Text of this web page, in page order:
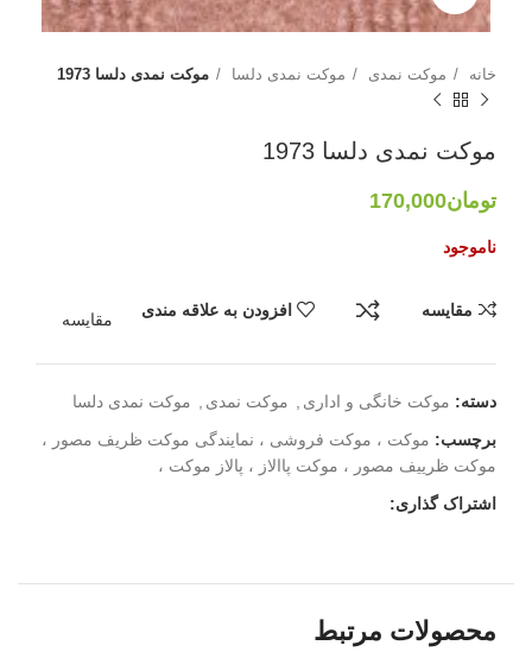
خانه موکت نمدی موکت نمدی دلسا موکت نمدی دلسا 1973
موکت نمدی دلسا 1973
تومان170,000
ناموجود
مقایسه افزودن به علاقه مندی
مقایسه
دسته: موکت خانگی و اداری موکت نمدی
موکت نمدی دلسا
برچسب: موکت ، موکت فروشی ، نمایندگی موکت ظریف مصور ،
موکت ظرییف مصور ، موکت پاالاز ، پالاز موکت ،
اشتراک گذاری:
محصولات مرتبط